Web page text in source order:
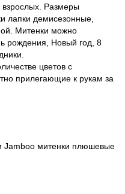
взрослых. Размеры
лапки демисезонные,
Митенки можно
рождения, Новый год, 8
цветов с
прилегающие к рукам за
Jamboo митенки плюшевые